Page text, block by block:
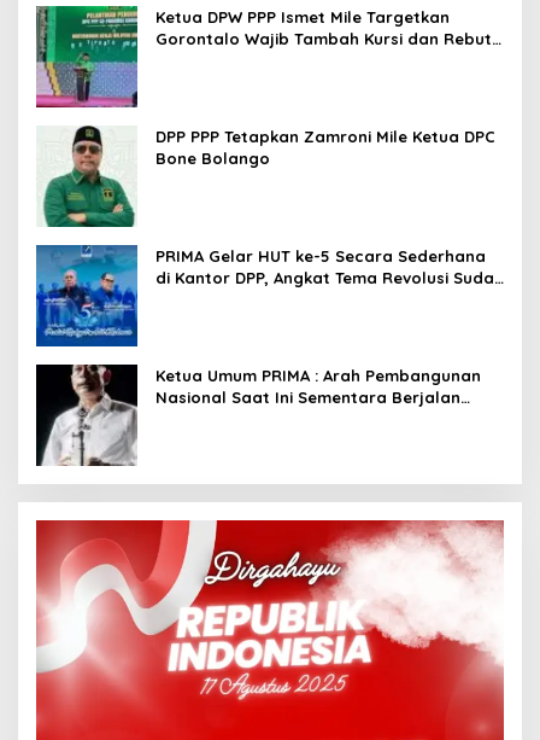
Ketua DPW PPP Ismet Mile Targetkan
Gorontalo Wajib Tambah Kursi dan Rebut
DPP PPP Tetapkan Zamroni Mile Ketua DPC
Bone Bolango
PRIMA Gelar HUT ke-5 Secara Sederhana
di Kantor DPP, Angkat Tema Revolusi Sudah
Ketua Umum PRIMA : Arah Pembangunan
Nasional Saat Ini Sementara Berjalan